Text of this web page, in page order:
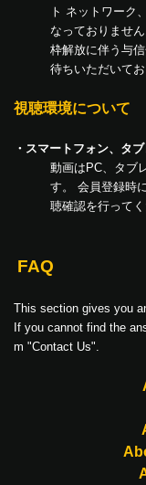
ト ネットワーク
なっておりませ
枠解放に伴う与
待ちいただいてお
視聴環境について
・スマートフォン、タ
動画はPC、タブ
す。 会員登録時
聴確認を行って
FAQ
This section gives you
If you cannot find the
m "Contact Us".